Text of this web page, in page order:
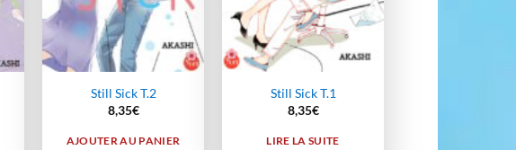
Still Sick T.2
8,35€
AJOUTER AU PANIER
Still Sick T.1
8,35€
LIRE LA SUITE